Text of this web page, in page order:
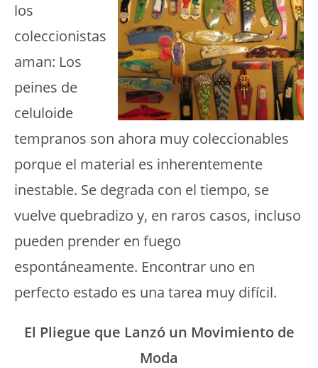
los
coleccionistas
aman: Los
peines de
celuloide
tempranos son ahora muy coleccionables
porque el material es inherentemente
inestable. Se degrada con el tiempo, se
vuelve quebradizo y, en raros casos, incluso
pueden prender en fuego
espontáneamente. Encontrar uno en
perfecto estado es una tarea muy difícil.
El Pliegue que Lanzó un Movimiento de
Moda